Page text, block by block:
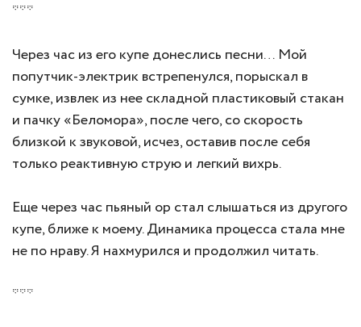
***
Через час из его купе донеслись песни… Мой
попутчик-электрик встрепенулся, порыскал в
сумке, извлек из нее складной пластиковый стакан
и пачку «Беломора», после чего, со скорость
близкой к звуковой, исчез, оставив после себя
только реактивную струю и легкий вихрь.
Еще через час пьяный ор стал слышаться из другого
купе, ближе к моему. Динамика процесса стала мне
не по нраву. Я нахмурился и продолжил читать.
***